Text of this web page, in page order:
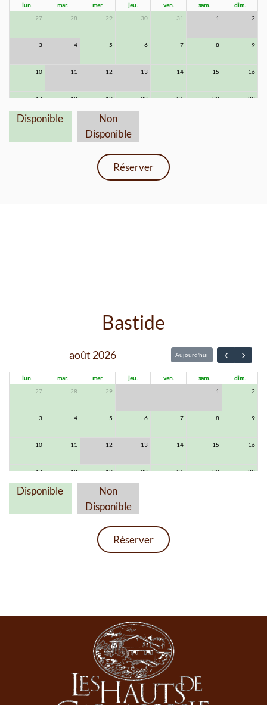
lun. mar. mer. jeu. ven. sam.
dim.
27
28 29 30 31 1 2
3 4 5 6 7 8 9
10 11 12 13 14 15 16
17 18 19 20 21 22 23
2 3
Disponible
Non
Disponible
Réserver
Bastide
août 2026 Aujourd'hui
lun. mar. mer. jeu. ven. sam.
dim.
27
28 29 1 2
3 4 5 6 7 8 9
10 11 12 13 14 15 16
17 18 19 20 21 22 23
2 3
Disponible
Non
Disponible
Réserver